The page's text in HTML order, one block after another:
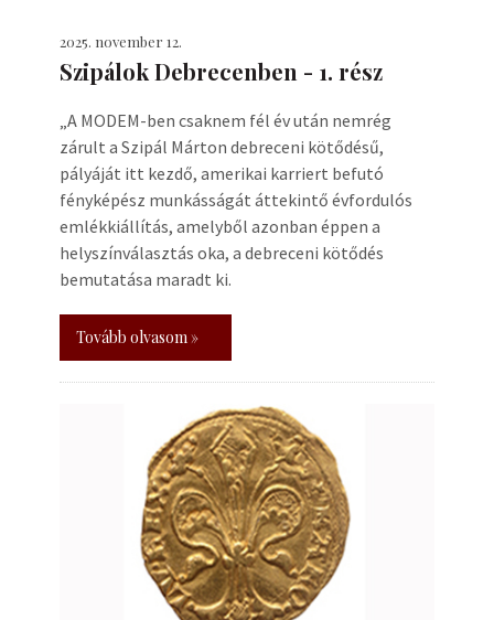
2025. november 12.
Szipálok Debrecenben - 1. rész
„A MODEM-ben csaknem fél év után nemrég
zárult a Szipál Márton debreceni kötődésű,
pályáját itt kezdő, amerikai karriert befutó
fényképész munkásságát áttekintő évfordulós
emlékkiállítás, amelyből azonban éppen a
helyszínválasztás oka, a debreceni kötődés
bemutatása maradt ki.
Tovább olvasom »